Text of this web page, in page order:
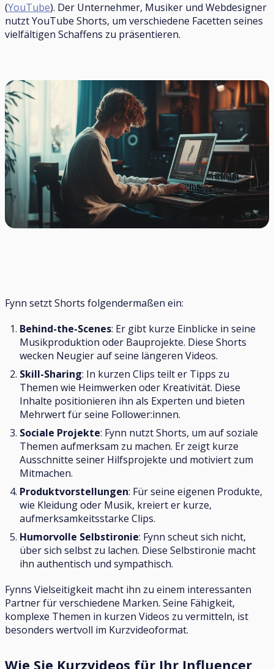
(YouTube). Der Unternehmer, Musiker und Webdesigner
nutzt YouTube Shorts, um verschiedene Facetten seines
vielfältigen Schaffens zu präsentieren.
Fynn setzt Shorts folgendermaßen ein:
Behind-the-Scenes: Er gibt kurze Einblicke in seine
Musikproduktion oder Bauprojekte. Diese Shorts
wecken Neugier auf seine längeren Videos.
Skill-Sharing: In kurzen Clips teilt er Tipps zu
Themen wie Heimwerken oder Kreativität. Diese
Inhalte positionieren ihn als Experten und bieten
Mehrwert für seine Follower:innen.
Sociale Projekte: Fynn nutzt Shorts, um auf soziale
Themen aufmerksam zu machen. Er zeigt kurze
Ausschnitte seiner Hilfsprojekte und motiviert zum
Mitmachen.
Produktvorstellungen: Für seine eigenen Produkte,
wie Kleidung oder Musik, kreiert er kurze,
aufmerksamkeitsstarke Clips.
Humorvolle Selbstironie: Fynn scheut sich nicht,
über sich selbst zu lachen. Diese Selbstironie macht
ihn authentisch und sympathisch.
Fynns Vielseitigkeit macht ihn zu einem interessanten
Partner für verschiedene Marken. Seine Fähigkeit,
komplexe Themen in kurzen Videos zu vermitteln, ist
besonders wertvoll im Kurzvideoformat.
Wie Sie Kurzvideos für Ihr Influencer